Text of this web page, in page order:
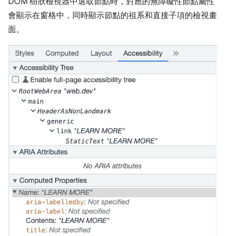
會顯示在窗格中，同時顯示節點的祖系和直接子項的檢視畫
面。